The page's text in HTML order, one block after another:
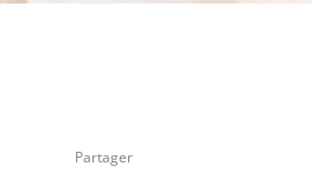
Partager